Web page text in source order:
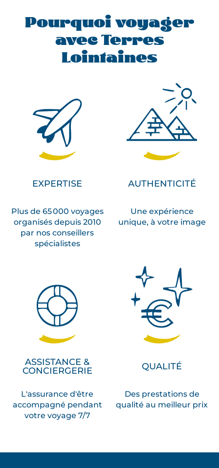
Pourquoi voyager
avec Terres
Lointaines
EXPERTISE
Plus de 65 000 voyages
organisés depuis 2010
par nos conseillers
spécialistes
AUTHENTICITÉ
Une expérience
unique, à votre image
ASSISTANCE &
CONCIERGERIE
L'assurance d'être
accompagné pendant
votre voyage 7/7
QUALITÉ
Des prestations de
qualité au meilleur prix